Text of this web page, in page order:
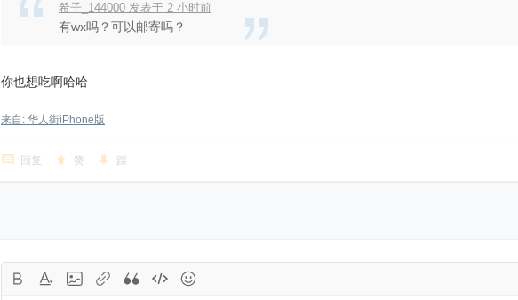
希子_144000 发表于 2 小时前
有wx吗？可以邮寄吗？
你也想吃啊哈哈
来自: 华人街iPhone版
回复 赞 踩